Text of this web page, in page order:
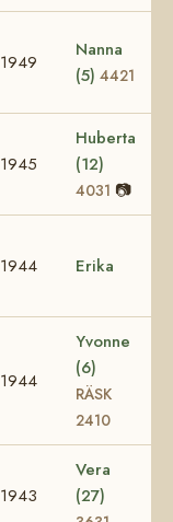
1949
Nanna
(5) 4421
1945
Huberta
(12)
4031 📷
1944 Erika
1944
Yvonne
(6)
RÄSK
2410
1943
Vera
(27)